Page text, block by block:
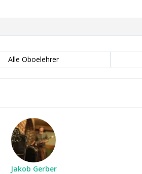
Alle Oboelehrer
Jakob Gerber